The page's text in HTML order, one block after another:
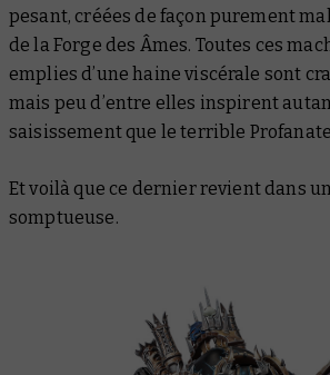
pesant, créées de façon purement
de la Forge des Âmes. Toutes ces
emplies d’une haine viscérale sont
mais peu d’entre elles inspirent
saisissement que le terrible
Et voilà que ce dernier revient dans
somptueuse.